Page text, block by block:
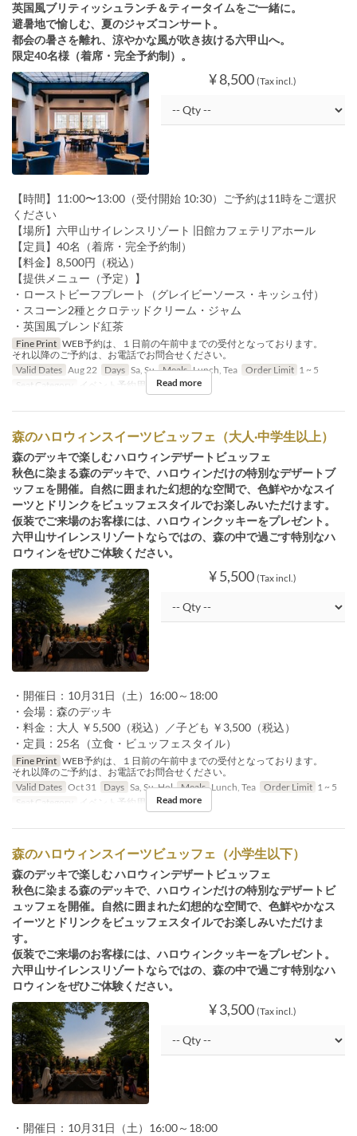
英国風ブリティッシュランチ＆ティータイムをご一緒に。
避暑地で愉しむ、夏のジャズコンサート。
都会の暑さを離れ、涼やかな風が吹き抜ける六甲山へ。
限定40名様（着席・完全予約制）。
¥ 8,500 (Tax incl.)
【時間】11:00〜13:00（受付開始 10:30）ご予約は11時をご選択
ください
【場所】六甲山サイレンスリゾート 旧館カフェテリアホール
【定員】40名（着席・完全予約制）
【料金】8,500円（税込）
【提供メニュー（予定）】
・ローストビーフプレート（グレイビーソース・キッシュ付）
・スコーン2種とクロテッドクリーム・ジャム
・英国風ブレンド紅茶
Fine Print WEB予約は、１日前の午前中までの受付となっております。
それ以降のご予約は、お電話でお問合せください。
Valid Dates Aug 22 Days Sa, Su Meals Lunch, Tea Order Limit 1 ~ 5
Seat Category
イベント予約用 Read more
森のハロウィンスイーツビュッフェ（大人·中学生以上）
森のデッキで楽しむ ハロウィンデザートビュッフェ
秋色に染まる森のデッキで、ハロウィンだけの特別なデザートブ
ッフェを開催。自然に囲まれた幻想的な空間で、色鮮やかなスイ
ーツとドリンクをビュッフェスタイルでお楽しみいただけます。
仮装でご来場のお客様には、ハロウィンクッキーをプレゼント。
六甲山サイレンスリゾートならではの、森の中で過ごす特別なハ
ロウィンをぜひご体験ください。
¥ 5,500 (Tax incl.)
・開催日：10月31日（土）16:00～18:00
・会場：森のデッキ
・料金：大人 ￥5,500（税込）／子ども ￥3,500（税込）
・定員：25名（立食・ビュッフェスタイル）
Fine Print WEB予約は、１日前の午前中までの受付となっております。
それ以降のご予約は、お電話でお問合せください。
Valid Dates Oct 31 Days Sa, Su, Hol Meals Lunch, Tea Order Limit 1 ~ 5
Seat Category
イベント予約用 Read more
森のハロウィンスイーツビュッフェ（小学生以下）
森のデッキで楽しむ ハロウィンデザートビュッフェ
秋色に染まる森のデッキで、ハロウィンだけの特別なデザートビ
ュッフェを開催。自然に囲まれた幻想的な空間で、色鮮やかなス
イーツとドリンクをビュッフェスタイルでお楽しみいただけま
す。
仮装でご来場のお客様には、ハロウィンクッキーをプレゼント。
六甲山サイレンスリゾートならではの、森の中で過ごす特別なハ
ロウィンをぜひご体験ください。
¥ 3,500 (Tax incl.)
・開催日：10月31日（土）16:00～18:00